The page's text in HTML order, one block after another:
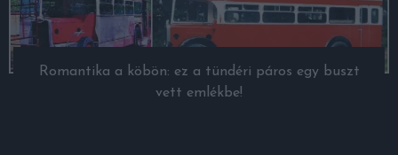
Romantika a köbön: ez a tündéri páros egy buszt
vett emlékbe!